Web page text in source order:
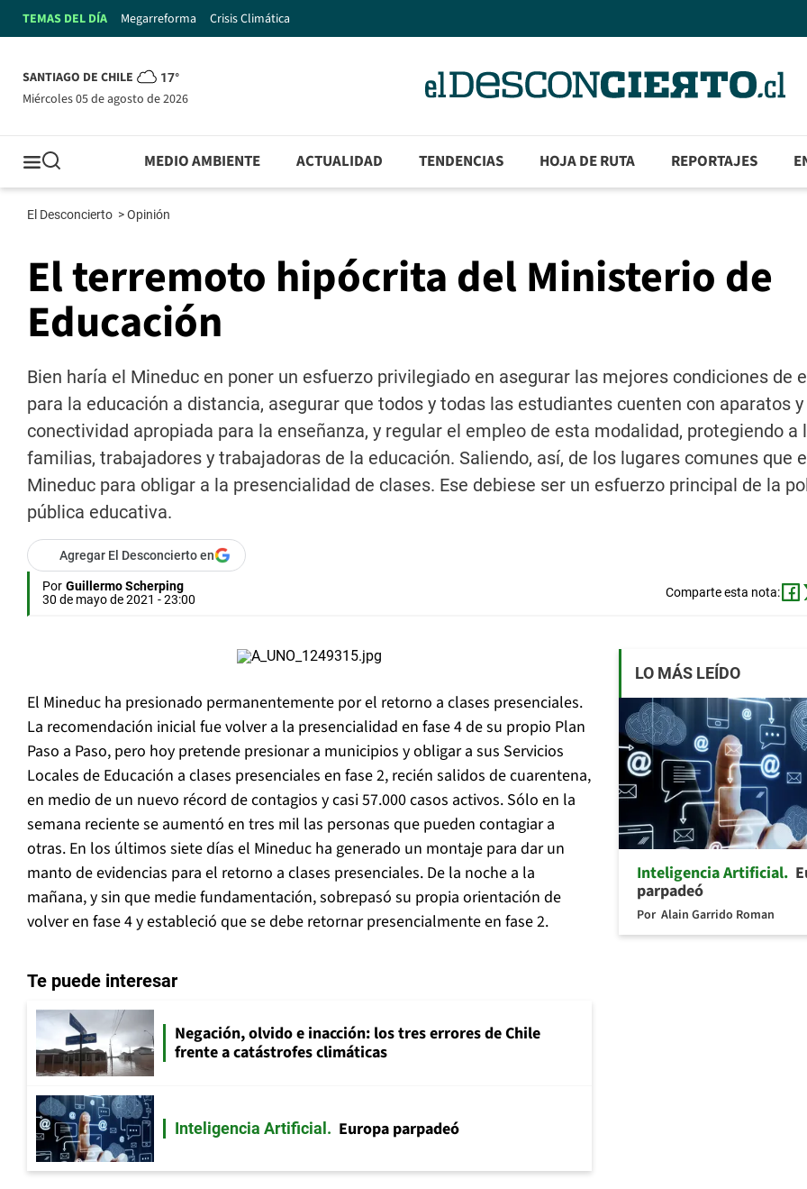
TEMAS DEL DÍA Megarreforma Crisis Climática
SANTIAGO DE CHILE 17°
miércoles 05 de agosto de 2026
MEDIO AMBIENTE ACTUALIDAD TENDENCIAS HOJA DE RUTA REPORTAJES
El Desconcierto >Opinión
El terremoto hipócrita del Ministerio de
Educación
Bien haría el Mineduc en poner un esfuerzo privilegiado en asegurar las mejores condiciones de
para la educación a distancia, asegurar que todos y todas las estudiantes cuenten con aparatos y
conectividad apropiada para la enseñanza, y regular el empleo de esta modalidad, protegiendo a
familias, trabajadores y trabajadoras de la educación. Saliendo, así, de los lugares comunes que
Mineduc para obligar a la presencialidad de clases. Ese debiese ser un esfuerzo principal de la
pública educativa.
Agregar El Desconcierto en
Por Guillermo Scherping
30 de mayo de 2021 - 23:00
Comparte esta nota:
El Mineduc ha presionado permanentemente por el retorno a clases presenciales.
La recomendación inicial fue volver a la presencialidad en fase 4 de su propio Plan
Paso a Paso, pero hoy pretende presionar a municipios y obligar a sus Servicios
Locales de Educación a clases presenciales en fase 2, recién salidos de cuarentena,
en medio de un nuevo récord de contagios y casi 57.000 casos activos. Sólo en la
semana reciente se aumentó en tres mil las personas que pueden contagiar a
otras. En los últimos siete días el Mineduc ha generado un montaje para dar un
manto de evidencias para el retorno a clases presenciales. De la noche a la
mañana, y sin que medie fundamentación, sobrepasó su propia orientación de
volver en fase 4 y estableció que se debe retornar presencialmente en fase 2.
Te puede interesar
Negación, olvido e inacción: los tres errores de Chile
frente a catástrofes climáticas
Inteligencia Artificial Europa parpadeó
LO MÁS LEÍDO
Inteligencia Artificial
parpadeó
Por Alain Garrido Roman